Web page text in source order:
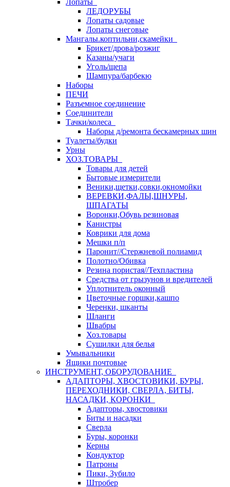
Лопаты
ЛЕДОРУБЫ
Лопаты садовые
Лопаты снеговые
Мангалы.коптильни,скамейки
Брикет/дрова/розжиг
Казаны/учаги
Уголь/щепа
Шампура/барбекю
Наборы
ПЕЧИ
Разъемное соединение
Соединители
Тачки/колеса
Наборы д/ремонта бескамерных шин
Туалеты/будки
Урны
ХОЗ.ТОВАРЫ
Товары для детей
Бытовые измерители
Веники,щетки,совки,окномойки
ВЕРЕВКИ,ФАЛЫ,ШНУРЫ,
ШПАГАТЫ
Воронки,Обувь резиновая
Канистры
Коврики для дома
Мешки п/п
Паронит//Стержневой полиамид
Полотно/Обивка
Резина пористая//Техпластина
Средства от грызунов и вредителей
Уплотнитель оконный
Цветочные горшки,кашпо
Черенки, шканты
Шланги
Швабры
Хоз.товары
Сушилки для белья
Умывальники
Ящики почтовые
ИНСТРУМЕНТ, ОБОРУДОВАНИЕ
АДАПТОРЫ, ХВОСТОВИКИ, БУРЫ,
ПЕРЕХОДНИКИ, СВЕРЛА, БИТЫ,
НАСАДКИ, КОРОНКИ
Адапторы, хвостовики
Биты и насадки
Сверла
Буры, коронки
Керны
Кондуктор
Патроны
Пики, Зубило
Штробер